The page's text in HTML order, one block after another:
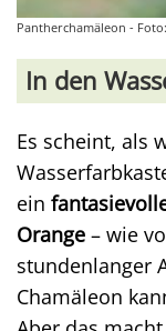
Pantherchamäleon -
In den
Es scheint, als
ein
Orange – wie
stundenlanger
Chamäleon